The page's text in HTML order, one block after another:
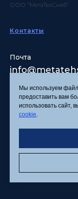
ООО "МетаТехСнаб"
Контакты
Почта
info
Мы используем
предоставить вам
использовать сайт,
cookie.